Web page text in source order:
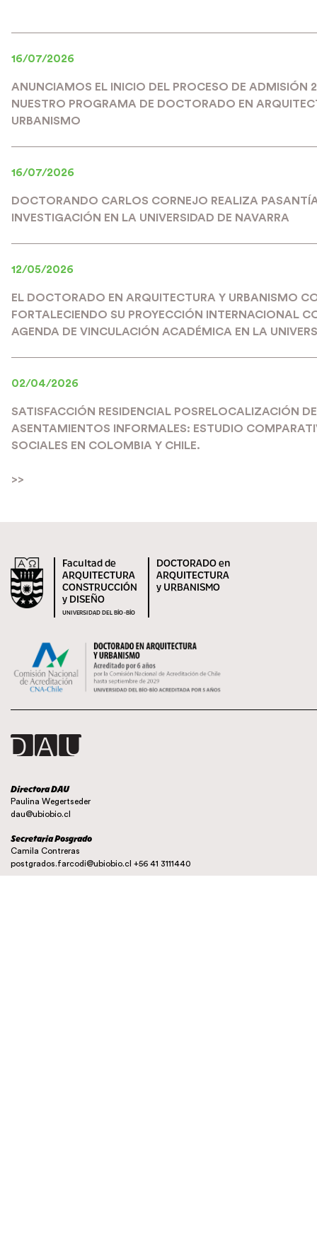
16/07/2026
ANUNCIAMOS EL INICIO DEL PROCESO DE ADMISIÓN
NUESTRO PROGRAMA DE DOCTORADO EN
URBANISMO
16/07/2026
DOCTORANDO CARLOS CORNEJO REALIZA
INVESTIGACIÓN EN LA UNIVERSIDAD DE NAVARRA
12/05/2026
EL DOCTORADO EN ARQUITECTURA Y URBANISMO
FORTALECIENDO SU PROYECCIÓN INTERNACIONAL
AGENDA DE VINCULACIÓN ACADÉMICA EN LA
02/04/2026
SATISFACCIÓN RESIDENCIAL POSRELOCALIZACIÓN DE
ASENTAMIENTOS INFORMALES: ESTUDIO
SOCIALES EN COLOMBIA Y CHILE.
>>
Facultad de
ARQUITECTURA
CONSTRUCCIÓN
y DISEÑO
UNIVERSIDAD DEL BÍO-BÍO
DOCTORADO en
ARQUITECTURA
y URBANISMO
Directora DAU
Paulina Wegertseder
dau@ubiobio.cl
Secretaria Posgrado
Camila Contreras
postgrados.farcodi@ubiobio.cl +56 41 3111440